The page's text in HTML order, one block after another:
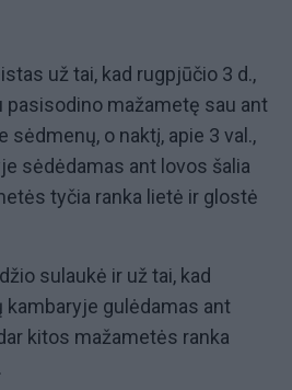
už tai, kad rugpjūčio 3 d.,
mažametę sau ant
sėdmenų, o naktį, apie 3 val.,
sėdėdamas ant lovos šalia
tyčia ranka lietė ir glostė
sulaukė ir už tai, kad
kambaryje gulėdamas ant
kitos mažametės ranka